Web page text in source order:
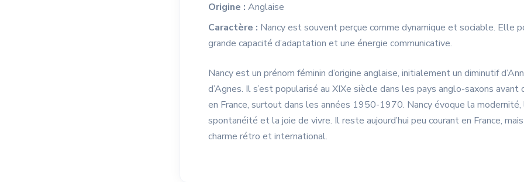
Origine : Anglaise
Caractère : Nancy est souvent perçue comme dynamique et sociable. Elle
grande capacité d’adaptation et une énergie communicative.
Nancy est un prénom féminin d’origine anglaise, initialement un diminutif
d’Agnes. Il s’est popularisé au XIXe siècle dans les pays anglo-saxons avant
en France, surtout dans les années 1950-1970. Nancy évoque la modernité,
spontanéité et la joie de vivre. Il reste aujourd’hui peu courant en France,
charme rétro et international.